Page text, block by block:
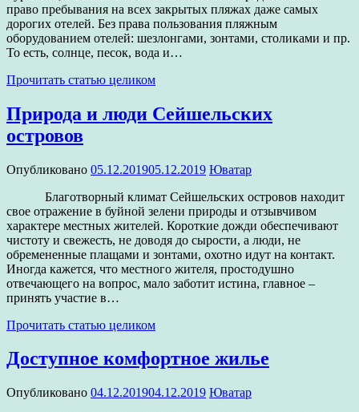
право пребывания на всех закрытых пляжах даже самых
дорогих отелей. Без права пользования пляжным
оборудованием отелей: шезлонгами, зонтами, столиками и пр.
То есть, солнце, песок, вода и…
Прочитать статью целиком
Природа и люди Сейшельских
островов
Опубликовано 05.12.201905.12.2019 Юватар
Благотворный климат Сейшельских островов находит
свое отражение в буйной зелени природы и отзывчивом
характере местных жителей. Короткие дожди обеспечивают
чистоту и свежесть, не доводя до сырости, а люди, не
обремененные плащами и зонтами, охотно идут на контакт.
Иногда кажется, что местного жителя, простодушно
отвечающего на вопрос, мало заботит истина, главное –
принять участие в…
Прочитать статью целиком
Доступное комфортное жилье
Опубликовано 04.12.201904.12.2019 Юватар